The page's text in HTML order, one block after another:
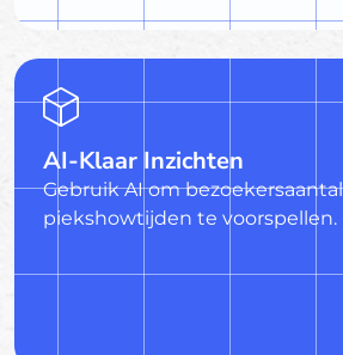
AI-Klaar Inzichten
Gebruik AI om
piekshowtijden te voorspellen.